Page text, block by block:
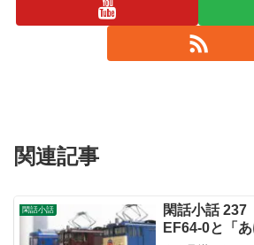
関連記事
閑話小話
閑話小話
EF64-0と「あ